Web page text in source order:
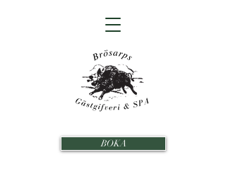
BOKA